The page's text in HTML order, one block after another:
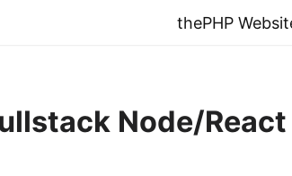
thePHP
Node/React